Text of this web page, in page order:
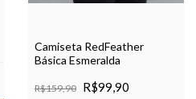
Camiseta RedFeather
Básica Esmeralda
R$159,90 R$99,90